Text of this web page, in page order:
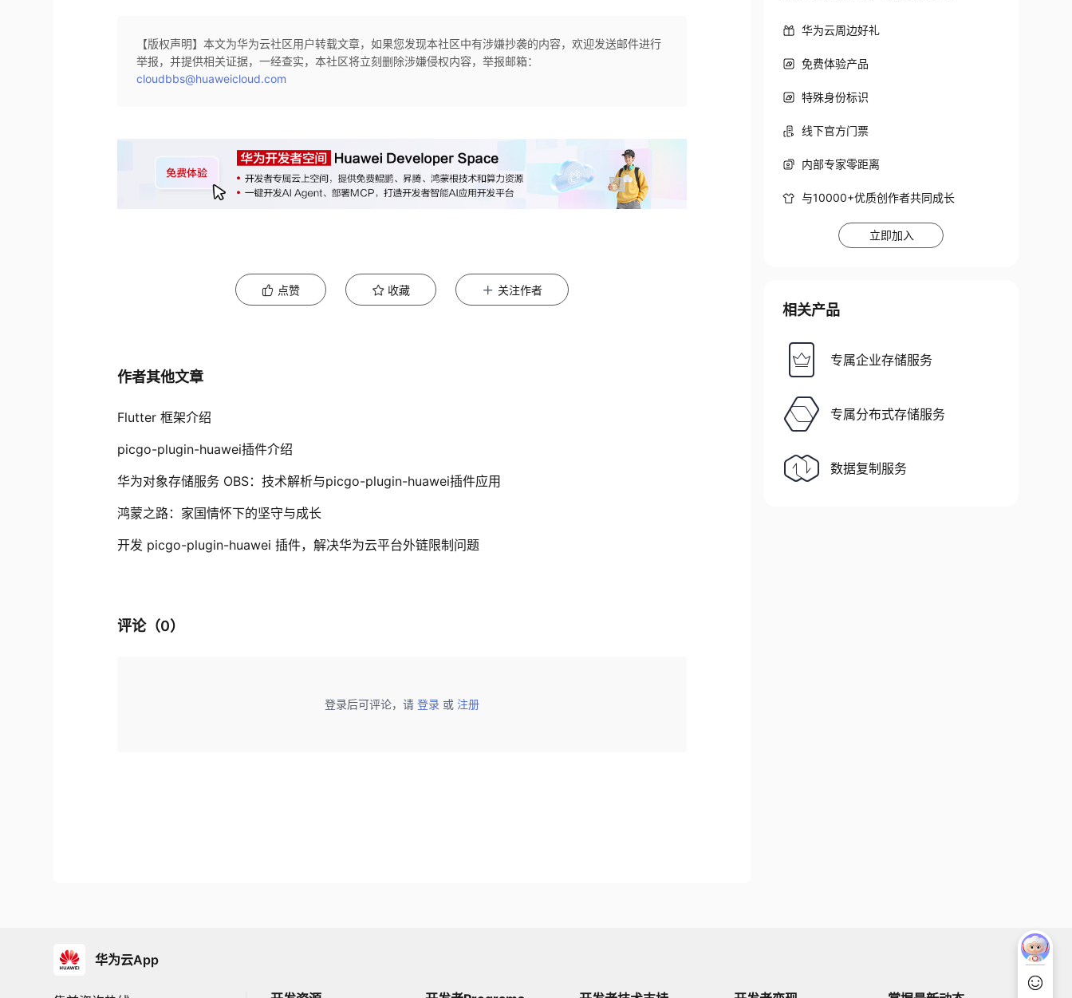
【版权声明】本文为华为云社区用户转载文章，如果您发现本社区中有涉嫌抄袭的内容，欢迎发送邮件进行
举报，并提供相关证据，一经查实，本社区将立刻删除涉嫌侵权内容，举报邮箱：
cloudbbs@huaweicloud.com
点赞 收藏 关注作者
作者其他文章
Flutter 框架介绍
picgo-plugin-huawei插件介绍
华为对象存储服务 OBS：技术解析与picgo-plugin-huawei插件应用
鸿蒙之路：家国情怀下的坚守与成长
开发 picgo-plugin-huawei 插件，解决华为云平台外链限制问题
评论（0）
登录后可评论，请 登录 或 注册
华为云周边好礼
免费体验产品
特殊身份标识
线下官方门票
内部专家零距离
与10000+优质创作者共同成长
立即加入
相关产品
专属企业存储服务
专属分布式存储服务
数据复制服务
华为云App